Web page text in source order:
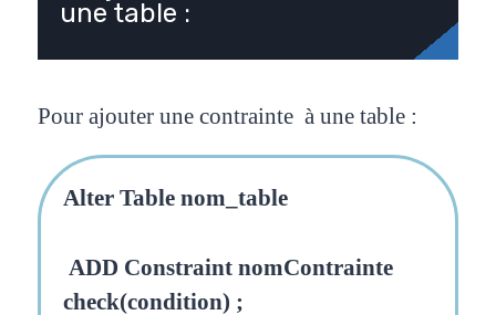
une table :
Pour ajouter une contrainte à une table :
Alter Table nom_table
ADD Constraint nomContrainte
check(condition) ;